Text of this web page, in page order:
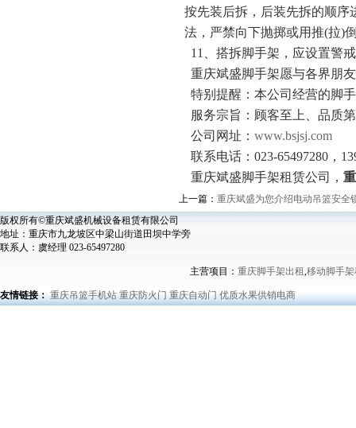
按先装后拆，后装先拆的顺序
法，严禁向下抛掷或用推(拉)
11、搭拆脚手架，应设置警
重庆斌盛脚手架愿与各界朋
特别提醒：本公司经营的脚
服务宗旨：顾客至上、品质
公司网址： www.bsjsj.com
联系电话：023-65497280，
重庆斌盛脚手架租赁公司，
上一篇： 重庆斌盛为您介绍电动吊篮安全
版权所有©重庆斌盛机械设备租赁有限公司
地址：重庆市九龙坡区中梁山街道田坝中学旁
联系人：虞经理 023-65497280
主营项目： 重庆脚手架出租,移动脚手架
友情链接： 重庆吊篮手机站 重庆防火门 重庆自动门 优质水果供销电商